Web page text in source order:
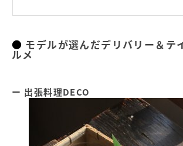
モデルが選んだデリバリー＆テ
ルメ
出張料理DECO